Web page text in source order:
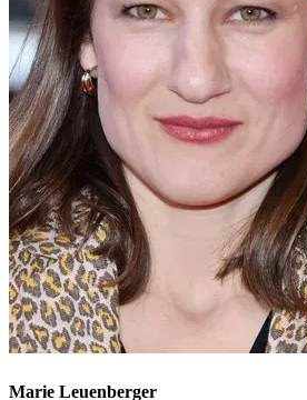
Marie Leuenberger